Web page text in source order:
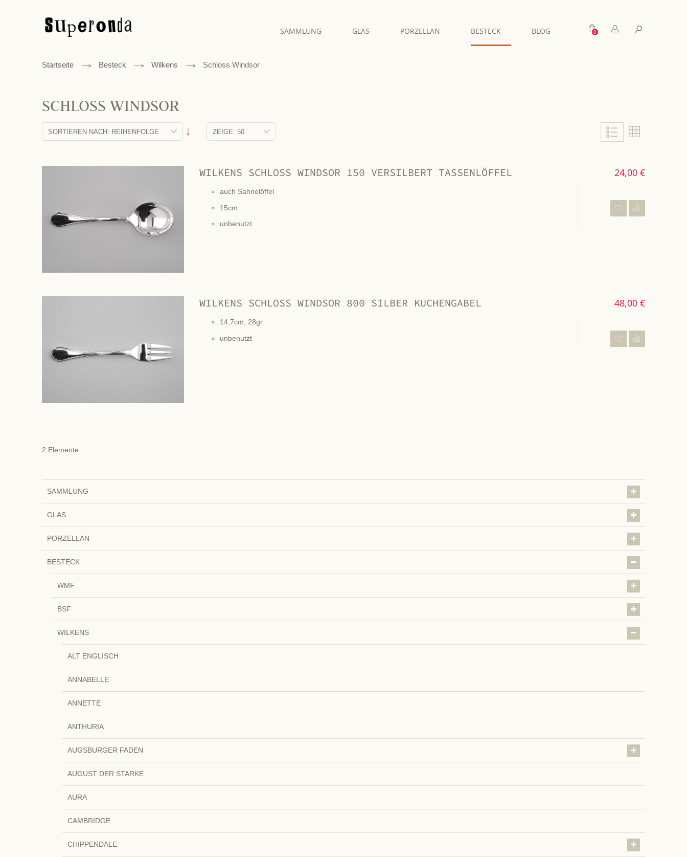
SAMMLUNG GLAS PORZELLAN BESTECK BLOG Mein WarenkorbSuche
Startseite Besteck Wilkens Schloss Windsor
SCHLOSS WINDSOR
Liste
Absteigend
sortieren
WILKENS SCHLOSS WINDSOR 150 VERSILBERT TASSENLÖFFEL
auch Sahnelöffel
15cm
unbenutzt
24,00 €
WILKENS SCHLOSS WINDSOR 800 SILBER KUCHENGABEL
14,7cm, 28gr
unbenutzt
48,00 €
2 Elemente
SAMMLUNG
GLAS
PORZELLAN
BESTECK
WMF
BSF
WILKENS
ALT ENGLISCH
ANNABELLE
ANNETTE
ANTHURIA
AUGSBURGER FADEN
AUGUST DER STARKE
AURA
CAMBRIDGE
CHIPPENDALE